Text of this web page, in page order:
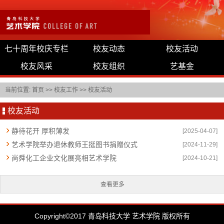
七十周年校庆专栏 校友动态 校友活动
校友风采 校友组织 艺基金
当前位置: 首页 >> 校友工作 >> 校友活动
校友活动
静待花开 厚积薄发 [2025-04-07]
艺术学院举办退休教师王挺图书捐赠仪式 [2024-11-29]
尚舜化工企业文化展亮相艺术学院 [2024-10-21]
查看更多
Copyright©2017 青岛科技大学 艺术学院 版权所有